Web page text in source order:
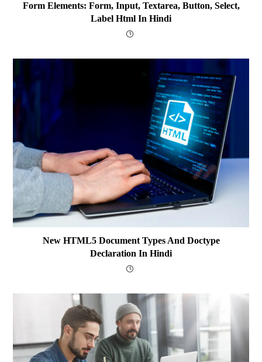
Form Elements: Form, Input, Textarea, Button, Select,
Label Html In Hindi
New HTML5 Document Types And Doctype
Declaration In Hindi